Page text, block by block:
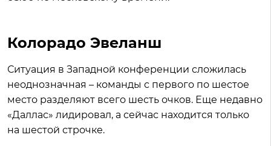
Колорадо Эвеланш
Ситуация в Западной конференции сложилась
неоднозначная – команды с первого по шестое
место разделяют всего шесть очков. Еще недавно
«Даллас» лидировал, а сейчас находится только
на шестой строчке.